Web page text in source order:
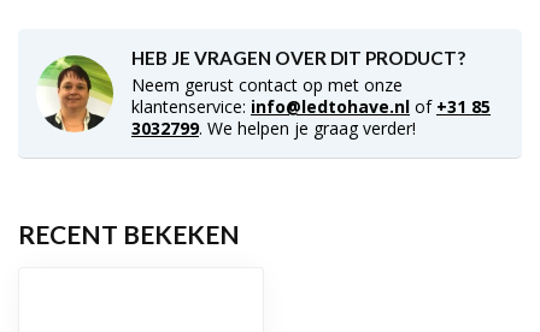
HEB JE VRAGEN OVER DIT PRODUCT?
Neem gerust contact op met onze
klantenservice: info@ledtohave.nl of +31 85
3032799. We helpen je graag verder!
RECENT BEKEKEN